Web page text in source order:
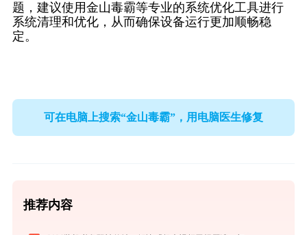
题，建议使用金山毒霸等专业的系统优化工具进行
系统清理和优化，从而确保设备运行更加顺畅稳
定。
可在电脑上搜索“金山毒霸”，用电脑医生修复
推荐内容